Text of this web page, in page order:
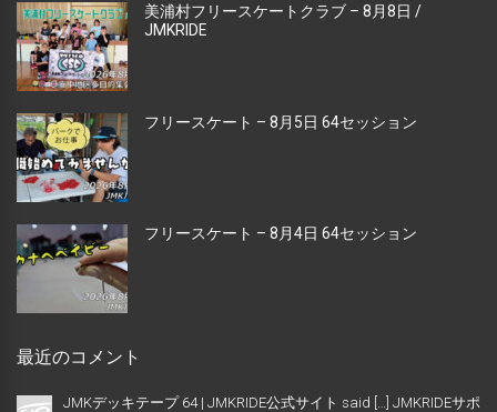
美浦村フリースケートクラブ – 8月8日 /
JMKRIDE
フリースケート – 8月5日 64セッション
フリースケート – 8月4日 64セッション
最近のコメント
JMKデッキテープ 64 | JMKRIDE公式サイト said […] JMKRIDEサポ